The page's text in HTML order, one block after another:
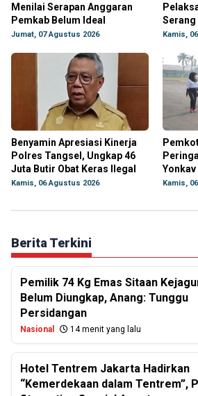
Menilai Serapan Anggaran
Pemkab Belum Ideal
Jumat, 07 Agustus 2026 Kamis,
Benyamin Apresiasi Kinerja
Polres Tangsel, Ungkap 46
Juta Butir Obat Keras Ilegal
Kamis, 06 Agustus 2026
Yonkav
Kamis,
Berita Terkini
Pemilik 74 Kg Emas Sitaan
Belum Diungkap, Anang: Tunggu
Persidangan
Nasional 14 menit yang lalu
Hotel Tentrem Jakarta Hadirkan
“Kemerdekaan dalam Tentrem”,